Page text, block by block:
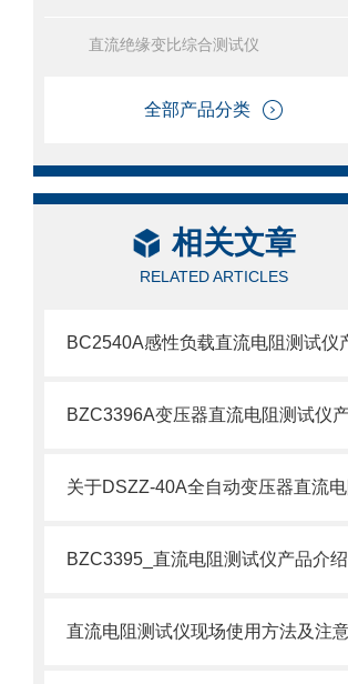
直流绝缘变比综合测试仪
全部产品分类
相关文章
RELATED ARTICLES
BZC3395_直流电阻测试仪产品介绍